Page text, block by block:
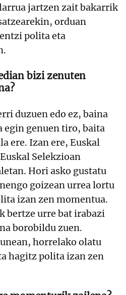
jartzen zait bakarrik
orduan
polita eta
bizi zenuten
duzuen edo ez, baina
egin genuen tiro, baita
ere. Izan ere, Euskal
Selekzioan
Hori asko gustatu
goizean urrea lortu
izan zen momentua.
bertze urre bat irabazi
borobildu zuen.
horrelako olatu
hagitz polita izan zen